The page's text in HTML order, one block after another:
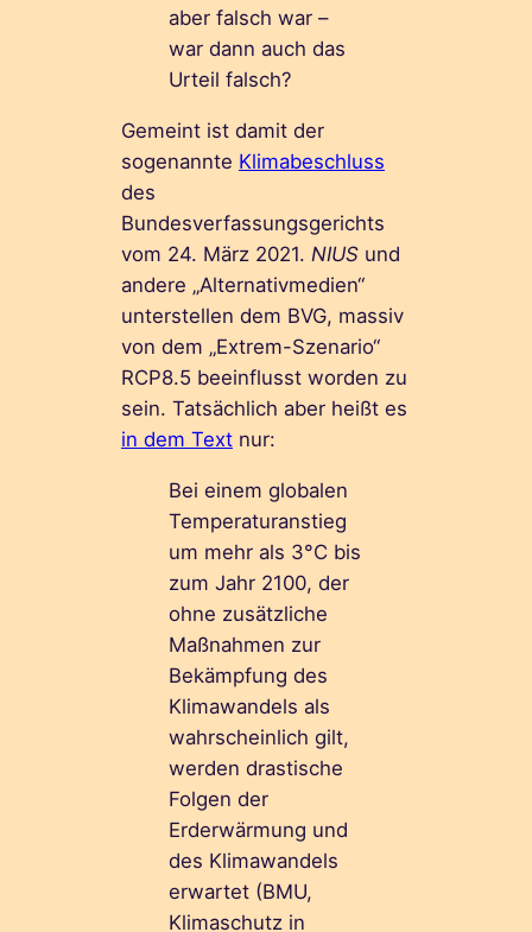
aber falsch war –
war dann auch das
Urteil falsch?
Gemeint ist damit der
sogenannte Klimabeschluss
des
Bundesverfassungsgerichts
vom 24. März 2021. NIUS und
andere „Alternativmedien“
unterstellen dem BVG, massiv
von dem „Extrem-Szenario“
RCP8.5 beeinflusst worden zu
sein. Tatsächlich aber heißt es
in dem Text nur:
Bei einem globalen
Temperaturanstieg
um mehr als 3°C bis
zum Jahr 2100, der
ohne zusätzliche
Maßnahmen zur
Bekämpfung des
Klimawandels als
wahrscheinlich gilt,
werden drastische
Folgen der
Erderwärmung und
des Klimawandels
erwartet (BMU,
Klimaschutz in